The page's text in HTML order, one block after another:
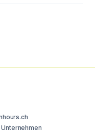
Unternehmen